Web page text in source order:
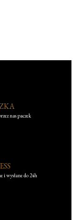
nas paczek
i wysłane do 24h